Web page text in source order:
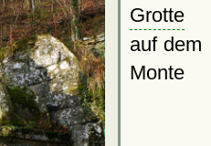
Grotte
auf dem
Monte